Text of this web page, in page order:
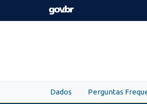
Skip to main content
Dados Perguntas